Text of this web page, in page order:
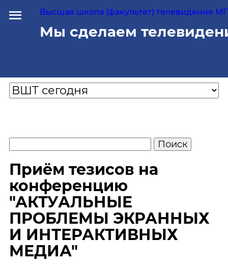
Высшая школа (факультет) телевидения
Мы сделаем
Приём тезисов на
конференцию
"АКТУАЛЬНЫЕ
ПРОБЛЕМЫ ЭКРАННЫХ
И ИНТЕРАКТИВНЫХ
МЕДИА"